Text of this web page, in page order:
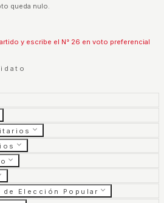
queda nulo.
y escribe el N° 26 en voto preferencial
Elección Popular